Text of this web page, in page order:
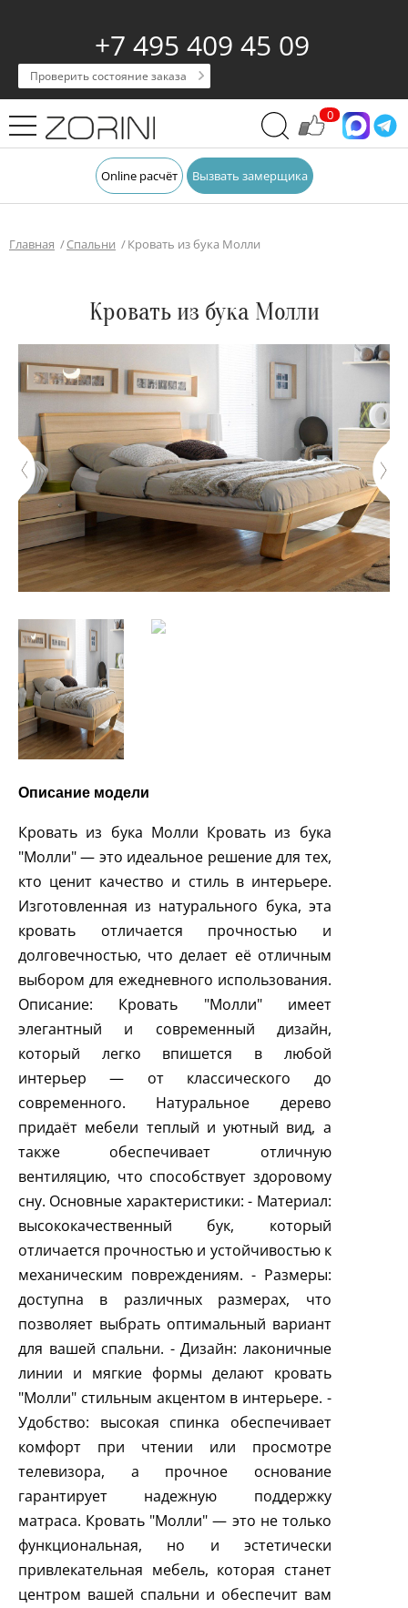
+7 495 409 45 09
Проверить состояние заказа
0
Online расчёт Вызвать замерщика
Главная Спальни Кровать из бука Молли
Кровать из бука Молли
Описание модели
Кровать из бука Молли Кровать из бука
"Молли" — это идеальное решение для тех,
кто ценит качество и стиль в интерьере.
Изготовленная из натурального бука, эта
кровать отличается прочностью и
долговечностью, что делает её отличным
выбором для ежедневного использования.
Описание: Кровать "Молли" имеет
элегантный и современный дизайн,
который легко впишется в любой
интерьер — от классического до
современного. Натуральное дерево
придаёт мебели теплый и уютный вид, а
также обеспечивает отличную
вентиляцию, что способствует здоровому
сну. Основные характеристики: - Материал:
высококачественный бук, который
отличается прочностью и устойчивостью к
механическим повреждениям. - Размеры:
доступна в различных размерах, что
позволяет выбрать оптимальный вариант
для вашей спальни. - Дизайн: лаконичные
линии и мягкие формы делают кровать
"Молли" стильным акцентом в интерьере. -
Удобство: высокая спинка обеспечивает
комфорт при чтении или просмотре
телевизора, а прочное основание
гарантирует надежную поддержку
матраса. Кровать "Молли" — это не только
функциональная, но и эстетически
привлекательная мебель, которая станет
центром вашей спальни и обеспечит вам